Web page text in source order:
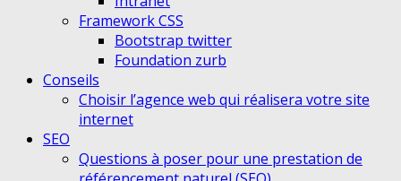
Framework CSS
Bootstrap twitter
Foundation zurb
Conseils
Choisir l’agence web qui réalisera votre site
internet
SEO
Questions à poser pour une prestation de